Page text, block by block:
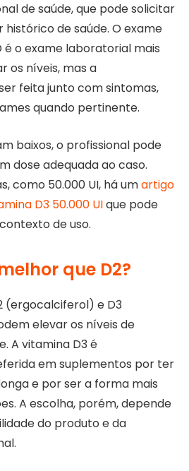
de saúde, que pode solicitar
de saúde. O exame
o exame laboratorial mais
os níveis, mas a
feita junto com sintomas,
quando pertinente.
baixos, o profissional pode
dose adequada ao caso.
como 50.000 UI, há umartigo
D3 50.000 UIque pode
de uso.
que D2?
(ergocalciferol) e D3
elevar os níveis de
A vitamina D3 é
em suplementos por ter
e por ser a forma mais
A escolha, porém, depende
do produto e da